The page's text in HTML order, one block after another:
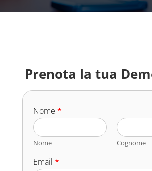
Prenota la tua
Nome *
Nome Cognome
Email *